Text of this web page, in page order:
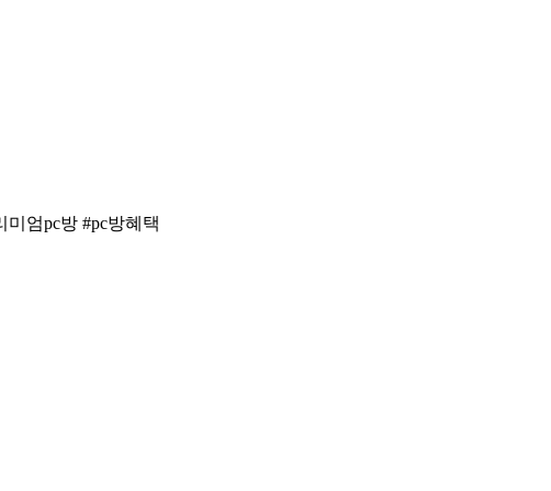
엄pc방 #pc방혜택